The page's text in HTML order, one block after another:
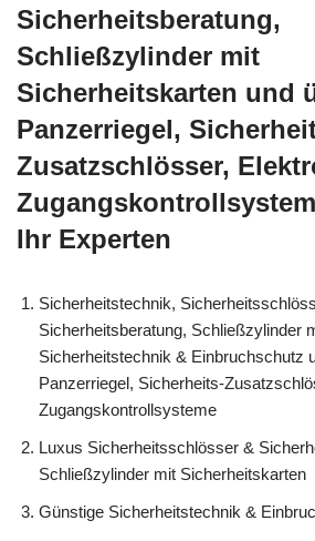
Sicherheitsberatung,
Schließzylinder mit
Sicherheitskarten und
Panzerriegel,
Zusatzschlösser,
Ihr Experten
Sicherheitstechnik,
Sicherheitsberatung, Schließzylinder
Sicherheitstechnik & Einbruchschutz
Panzerriegel, Sicherheits-
Zugangskontrollsysteme
Luxus Sicherheitsschlösser &
Schließzylinder mit Sicherheitskarten
Günstige Sicherheitstechnik &